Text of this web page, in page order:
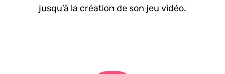
jusqu’à la création de son jeu vidéo.